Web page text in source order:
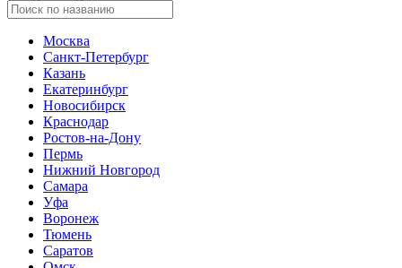
Москва
Санкт-Петербург
Казань
Екатеринбург
Новосибирск
Краснодар
Ростов-на-Дону
Пермь
Нижний Новгород
Самара
Уфа
Воронеж
Тюмень
Саратов